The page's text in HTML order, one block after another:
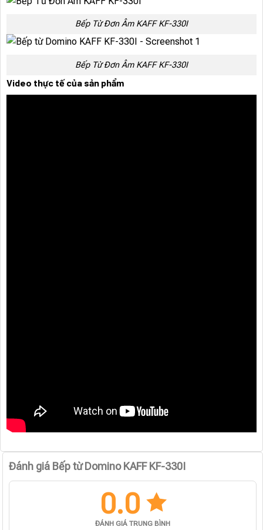
Bếp Từ Đơn Âm KAFF KF-330I
Bếp Từ Đơn Âm KAFF KF-330I
Video thực tế của sản phẩm
Đánh giá Bếp từ Domino KAFF KF-330I
0.0
ĐÁNH GIÁ TRUNG BÌNH